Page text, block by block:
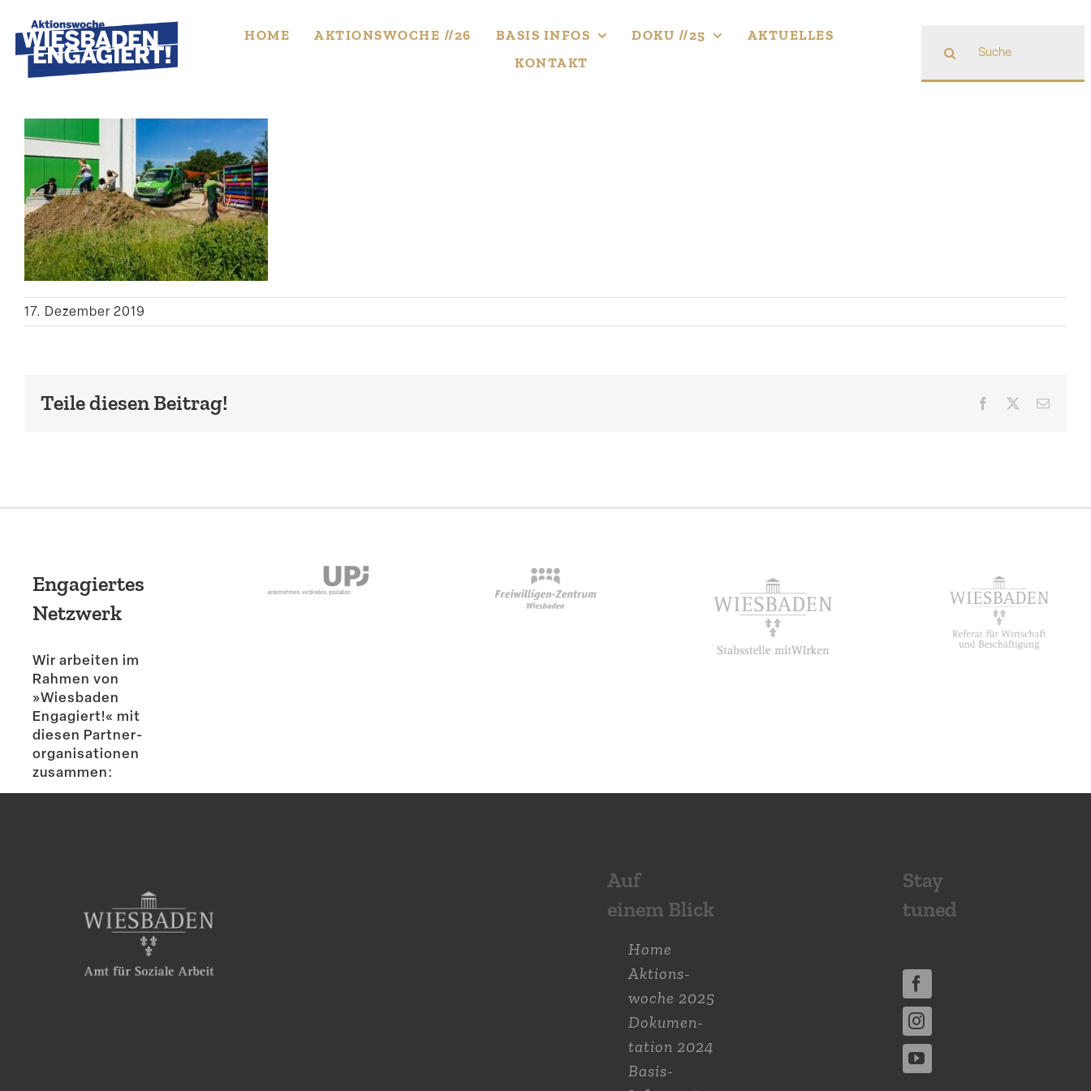
to
content
HOME AKTIONS­WOCHE //26 BASIS INFOS DOKU //25
AKTUELLES
KONTAKT
nach:
17. Dezember 2019
Teile diesen Beitrag! Facebook
Engagiertes
Netzwerk
Wir arbeiten im
Rahmen von
»Wiesbaden
Engagiert!« mit
diesen Partner­
or­ga­ni­sa­tionen
zusammen:
Auf
einem Blick
Home
Aktions­
woche 2025
Dokumen­
tation 2024
Basis-
Stay
tuned